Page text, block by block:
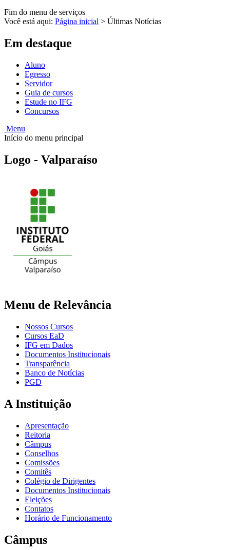
Fim do menu de serviços
Você está aqui: Página inicial > Últimas Notícias
Em destaque
Aluno
Egresso
Servidor
Guia de cursos
Estude no IFG
Concursos
Menu
Início do menu principal
Logo - Valparaíso
Menu de Relevância
Nossos Cursos
Cursos EaD
IFG em Dados
Documentos Institucionais
Transparência
Banco de Notícias
PGD
A Instituição
Apresentação
Reitoria
Câmpus
Conselhos
Comissões
Comitês
Colégio de Dirigentes
Documentos Institucionais
Eleições
Contatos
Horário de Funcionamento
Câmpus